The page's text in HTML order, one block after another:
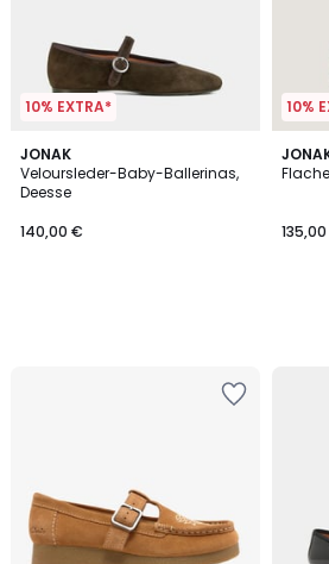
10% EXTRA*
JONAK
Veloursleder-Baby-Ballerinas,
Deesse
140,00 €
10%